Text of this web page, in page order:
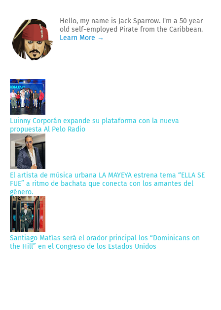
Hello, my name is Jack Sparrow. I'm a 50 year
old self-employed Pirate from the Caribbean.
Learn More →
Luinny Corporán expande su plataforma con la nueva
propuesta Al Pelo Radio
El artista de música urbana LA MAYEYA estrena tema “ELLA SE
FUE” a ritmo de bachata que conecta con los amantes del
género.
Santiago Matías será el orador principal los “Dominicans on
the Hill” en el Congreso de los Estados Unidos